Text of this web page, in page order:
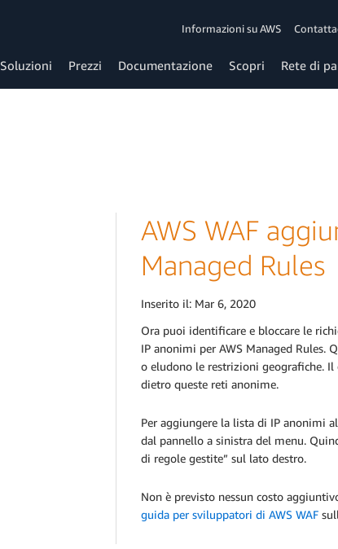
Informazioni su AWS
Soluzioni Prezzi Documentazione Scopri Rete di
AWS WAF
Managed Rules
Inserito il: Mar 6, 2020
Ora puoi identificare e bloccare le
IP anonimi per AWS Managed
o eludono le restrizioni geografiche.
dietro queste reti anonime.
Per aggiungere la lista di IP anonimi
dal pannello a sinistra del menu.
di regole gestite” sul lato destro.
Non è previsto nessun costo
guida per sviluppatori di AWS WAF